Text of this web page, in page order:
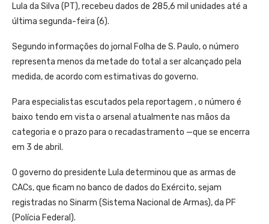
Lula da Silva (PT), recebeu dados de 285,6 mil unidades até a
última segunda-feira (6).
Segundo informações do jornal Folha de S. Paulo, o número
representa menos da metade do total a ser alcançado pela
medida, de acordo com estimativas do governo.
Para especialistas escutados pela reportagem , o número é
baixo tendo em vista o arsenal atualmente nas mãos da
categoria e o prazo para o recadastramento —que se encerra
em 3 de abril.
O governo do presidente Lula determinou que as armas de
CACs, que ficam no banco de dados do Exército, sejam
registradas no Sinarm (Sistema Nacional de Armas), da PF
(Polícia Federal).